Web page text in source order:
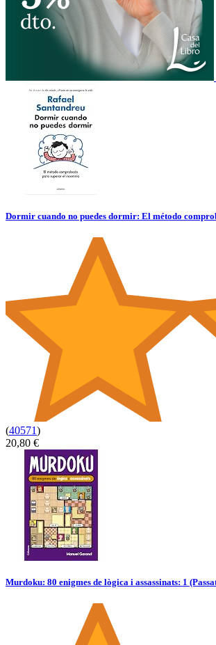
Dormir cuando no puedes dormir: El método
(40571)
20,80 €
Murdoku: 80 enigmes de lògica i assassinats: 1